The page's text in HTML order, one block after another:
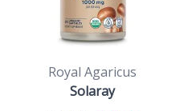
Royal Agaricus
Solaray